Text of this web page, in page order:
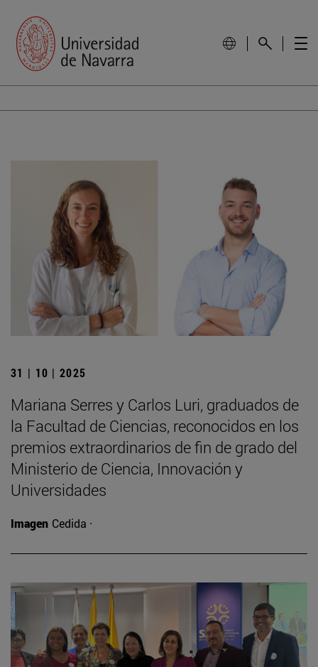
31 | 10 | 2025
Mariana Serres y Carlos Luri, graduados de
la Facultad de Ciencias, reconocidos en los
premios extraordinarios de fin de grado del
Ministerio de Ciencia, Innovación y
Universidades
Imagen Cedida ·